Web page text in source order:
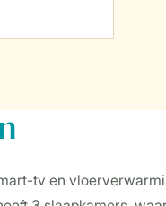
tv en